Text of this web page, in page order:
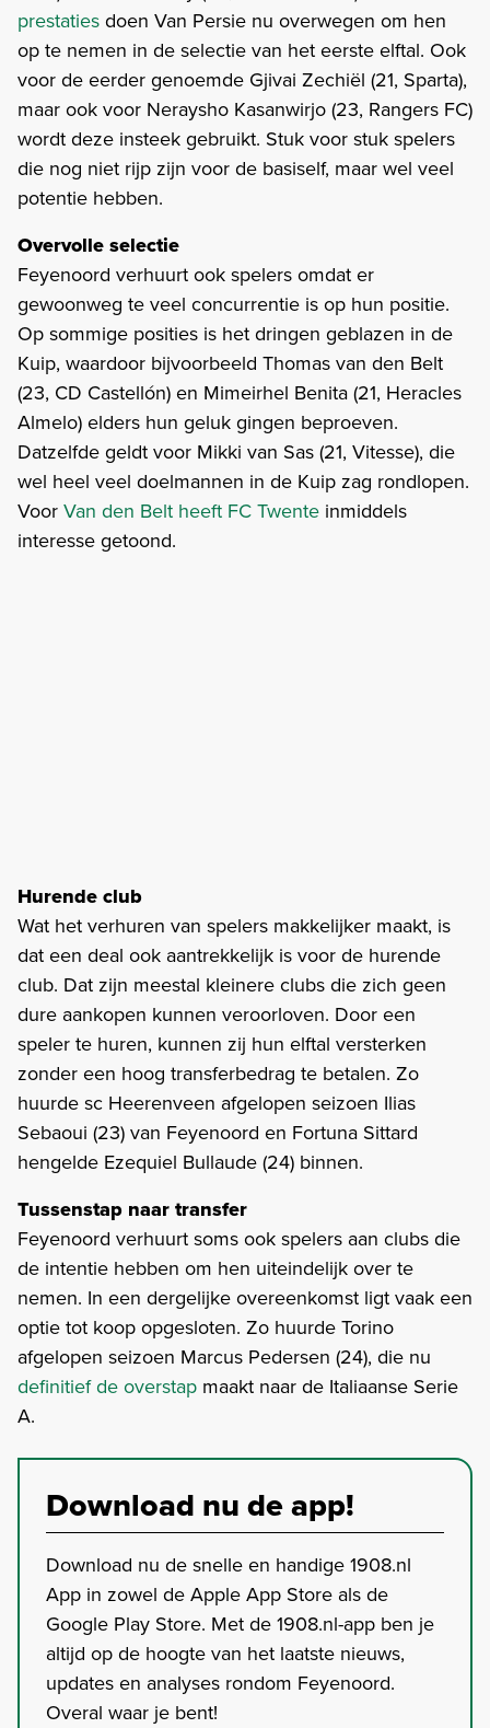
prestatiesdoen Van Persie nu overwegen om hen
op te nemen in de selectie van het eerste elftal. Ook
voor de eerder genoemde Gjivai Zechiël (21, Sparta),
maar ook voor Neraysho Kasanwirjo (23, Rangers FC)
wordt deze insteek gebruikt. Stuk voor stuk spelers
die nog niet rijp zijn voor de basiself, maar wel veel
potentie hebben.
Overvolle selectie
Feyenoord verhuurt ook spelers omdat er
gewoonweg te veel concurrentie is op hun positie.
Op sommige posities is het dringen geblazen in de
Kuip, waardoor bijvoorbeeld Thomas van den Belt
(23, CD Castellón) en Mimeirhel Benita (21, Heracles
Almelo) elders hun geluk gingen beproeven.
Datzelfde geldt voor Mikki van Sas (21, Vitesse), die
wel heel veel doelmannen in de Kuip zag rondlopen.
VoorVan den Belt heeft FC Twente inmiddels
interesse getoond.
Hurende club
Wat het verhuren van spelers makkelijker maakt, is
dat een deal ook aantrekkelijk is voor de hurende
club. Dat zijn meestal kleinere clubs die zich geen
dure aankopen kunnen veroorloven. Door een
speler te huren, kunnen zij hun elftal versterken
zonder een hoog transferbedrag te betalen. Zo
huurde sc Heerenveen afgelopen seizoen Ilias
Sebaoui (23) van Feyenoord en Fortuna Sittard
hengelde Ezequiel Bullaude (24) binnen.
Tussenstap naar transfer
Feyenoord verhuurt soms ook spelers aan clubs die
de intentie hebben om hen uiteindelijk over te
nemen. In een dergelijke overeenkomst ligt vaak een
optie tot koop opgesloten. Zo huurde Torino
afgelopen seizoen Marcus Pedersen (24), die nu
definitief de overstap maakt naar de Italiaanse Serie
A.
Download nu de app!
Download nu de snelle en handige 1908.nl
App in zowel de Apple App Store als de
Google Play Store. Met de 1908.nl-app ben je
altijd op de hoogte van het laatste nieuws,
updates en analyses rondom Feyenoord.
Overal waar je bent!